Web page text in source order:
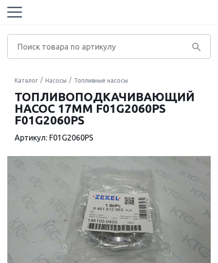
Каталог Насосы Топливные насосы
ТОПЛИВОПОДКАЧИВАЮЩИЙ
НАСОС 17MM F01G2060PS
F01G2060PS
Артикул: F01G2060PS